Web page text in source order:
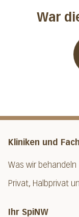
War
Kliniken und
Was wir behandeln
Privat, Halbprivat
Ihr SpiNW